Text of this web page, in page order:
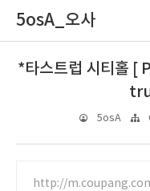
5osA_오사
*타스트럽 시티홀
5osA
http://